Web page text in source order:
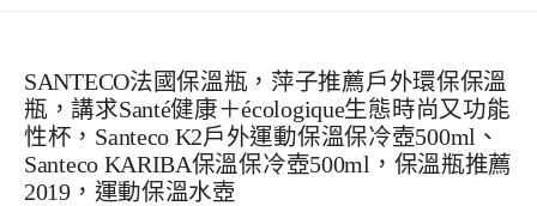
SANTECO法國保溫瓶，萍子推薦戶外環保保溫
瓶，講求Santé健康＋écologique生態時尚又功能
性杯，Santeco K2戶外運動保溫保冷壺500ml、
Santeco KARIBA保溫保冷壺500ml，保溫瓶推薦
2019，運動保溫水壺